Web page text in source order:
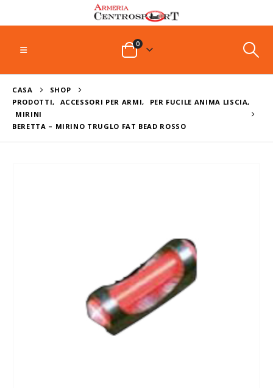
0
CASA
SHOP
PRODOTTI, ACCESSORI PER ARMI, PER FUCILE ANIMA LISCIA,
MIRINI
BERETTA – MIRINO TRUGLO FAT BEAD ROSSO